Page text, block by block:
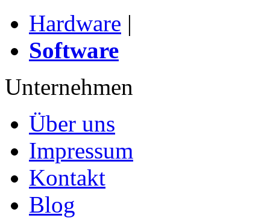
Hardware |
Software
Unternehmen
Über uns
Impressum
Kontakt
Blog